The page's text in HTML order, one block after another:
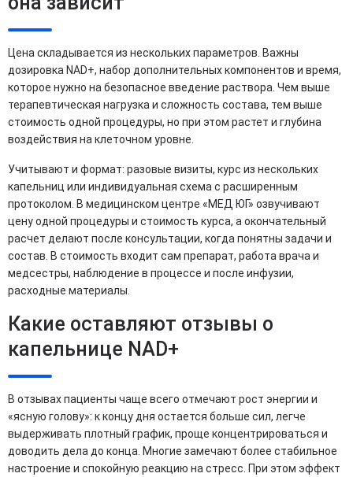
Цена складывается из нескольких параметров. Важны
дозировка NAD+, набор дополнительных компонентов и время,
которое нужно на безопасное введение раствора. Чем выше
терапевтическая нагрузка и сложность состава, тем выше
стоимость одной процедуры, но при этом растет и глубина
воздействия на клеточном уровне.
Учитывают и формат: разовые визиты, курс из нескольких
капельниц или индивидуальная схема с расширенным
протоколом. В медицинском центре «МЕД ЮГ» озвучивают
цену одной процедуры и стоимость курса, а окончательный
расчет делают после консультации, когда понятны задачи и
состав. В стоимость входит сам препарат, работа врача и
медсестры, наблюдение в процессе и после инфузии,
расходные материалы.
Какие оставляют отзывы о
капельнице NAD+
В отзывах пациенты чаще всего отмечают рост энергии и
«ясную голову»: к концу дня остается больше сил, легче
выдерживать плотный график, проще концентрироваться и
доводить дела до конца. Многие замечают более стабильное
настроение и спокойную реакцию на стресс. При этом эффект